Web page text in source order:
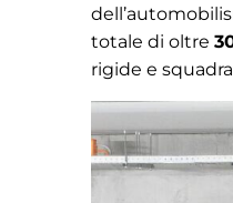
totale di oltre
rigide e